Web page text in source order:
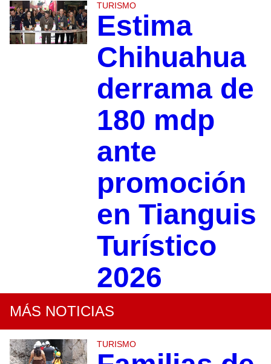
TURISMO
Estima
Chihuahua
derrama de
180 mdp
ante
promoción
en Tianguis
Turístico
2026
MÁS NOTICIAS
TURISMO